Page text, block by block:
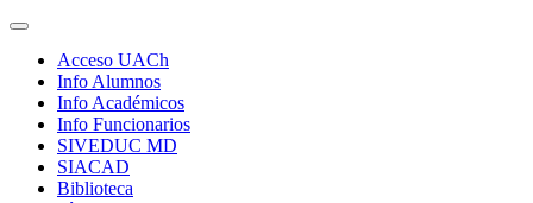
Skip
contentAcceso UACh
Info Alumnos
Info Académicos
Info Funcionarios
SIVEDUC MD
SIACAD
Biblioteca